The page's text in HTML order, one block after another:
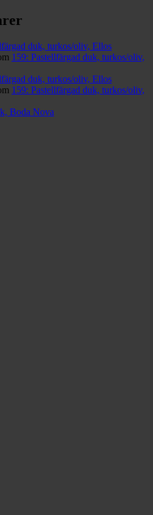
duk, turkos/oliv, Ellos
159: Pastellfärgad duk, turkos/oliv,
duk, turkos/oliv, Ellos
159: Pastellfärgad duk, turkos/oliv,
Boda Nova